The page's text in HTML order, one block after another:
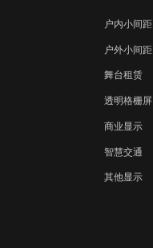
户内小间距
户外小间距
舞台租赁
透明格栅屏
商业显示
智慧交通
其他显示